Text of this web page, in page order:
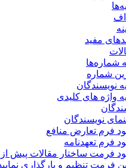
مفید
شماره
نویسندگان
واژه های کلیدی
نویسندگان
فرم تعارض منافع
فرم تعهدنامه
فرمت ساختار مقالات پیش از
فرمت تنظیم و بارگذاری نمایید